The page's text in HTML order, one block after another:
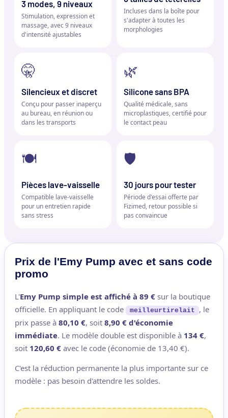
3 modes, 9 niveaux
Stimulation, expression et
massage, avec 9 niveaux
d'intensité ajustables
Incluses dans la boîte pour
s'adapter à toutes les
morphologies
🤫
Silencieux et discret
Conçu pour passer inaperçu
au bureau, en réunion ou
dans les transports
🌿
Silicone sans BPA
Qualité médicale, sans
microplastiques, certifié pour
le contact peau
🍽️
Pièces lave-vaisselle
Compatible lave-vaisselle
pour un entretien rapide
sans stress
🛡️
30 jours pour tester
Période d'essai offerte par
Fizimed, retour possible si
pas convaincue
Prix de l'Emy Pump avec et sans code
promo
L'Emy Pump simple est affiché à 89 € sur la boutique
officielle. En appliquant le code
meilleurtirelait
, le
prix passe à 80,10 €, soit 8,90 € d'économie
immédiate. Le modèle double est disponible à 134 €,
soit 120,60 € avec le code (économie de 13,40 €).
C'est la réduction permanente la plus importante sur ce
modèle : pas besoin d'attendre les soldes.